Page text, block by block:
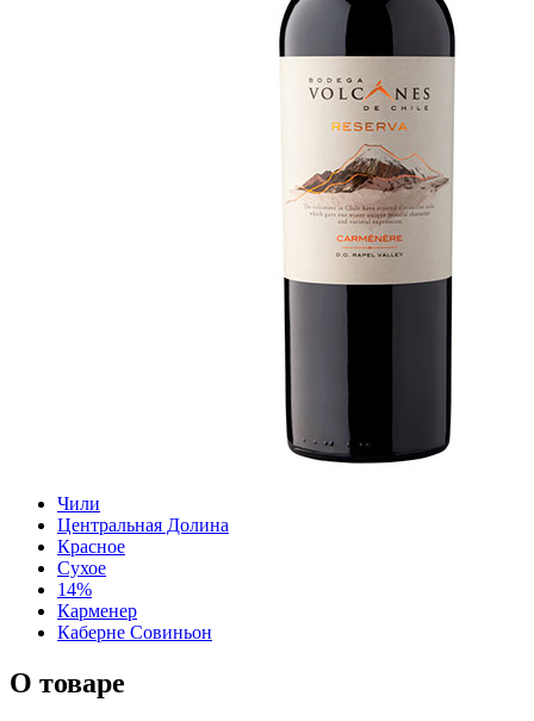
Чили
Центральная Долина
Красное
Сухое
14%
Карменер
Каберне Совиньон
О товаре